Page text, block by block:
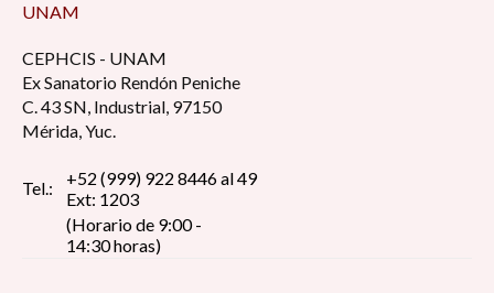
UNAM
CEPHCIS - UNAM
Ex Sanatorio Rendón Peniche
C. 43 SN, Industrial, 97150
Mérida, Yuc.
Tel.:
+52 (999) 922 8446 al 49
Ext: 1203
(Horario de 9:00 -
14:30 horas)